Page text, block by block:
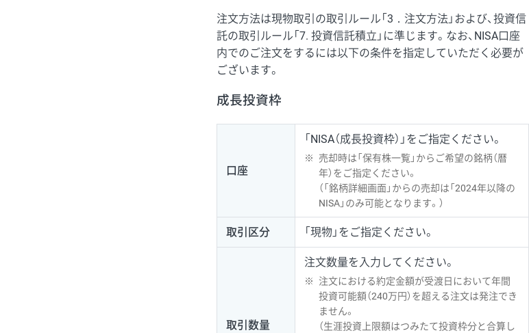
注文方法は現物取引の取引ルール「3．注文方法」および、投資信
託の取引ルール「7. 投資信託積立」に準じます。なお、NISA口座
内でのご注文をするには以下の条件を指定していただく必要が
ございます。
成長投資枠
口座
「NISA（成長投資枠）」をご指定ください。
※
売却時は「保有株一覧」からご希望の銘柄（暦
年）をご指定ください。
（「銘柄詳細画面」からの売却は「2024年以降の
NISA」のみ可能となります。）
取引区分 「現物」をご指定ください。
取引数量
注文数量を入力してください。
※
注文における約定金額が受渡日において年間
投資可能額（240万円）を超える注文は発注でき
ません。
（生涯投資上限額はつみたて投資枠分と合算し